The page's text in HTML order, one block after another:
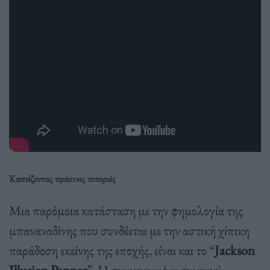
Καπνίζοντας πράσινες πιπεριές
Μια παρόμοια κατάσταση με την φημολογία της
μπαναναδίνης που συνδέεται με την αστική χίπικη
παράδοση εκείνης της εποχής, είναι και το “Jackson